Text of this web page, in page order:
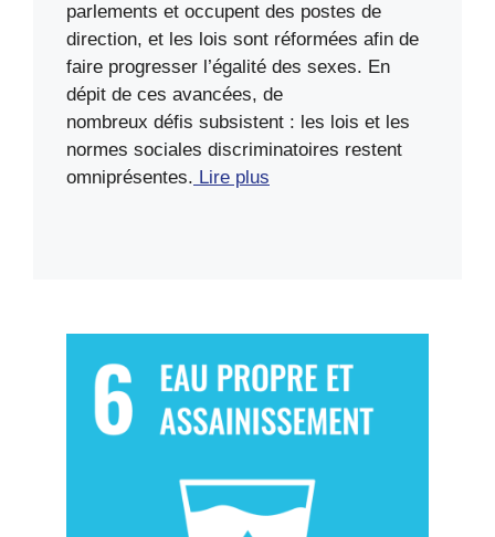
parlements et occupent des postes de
direction, et les lois sont réformées afin de
faire progresser l’égalité des sexes. En
dépit de ces avancées, de
nombreux défis subsistent : les lois et les
normes sociales discriminatoires restent
omniprésentes. Lire plus